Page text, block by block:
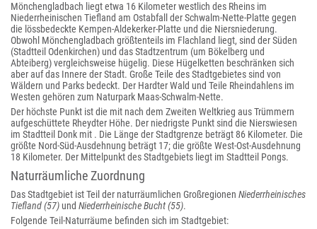
Mönchengladbach liegt etwa 16 Kilometer westlich des Rheins im
Niederrheinischen Tiefland am Ostabfall der Schwalm-Nette-Platte gegen
die lössbedeckte Kempen-Aldekerker-Platte und die Niersniederung.
Obwohl Mönchengladbach größtenteils im Flachland liegt, sind der Süden
(Stadtteil Odenkirchen) und das Stadtzentrum (um Bökelberg und
Abteiberg) vergleichsweise hügelig. Diese Hügelketten beschränken sich
aber auf das Innere der Stadt. Große Teile des Stadtgebietes sind von
Wäldern und Parks bedeckt. Der Hardter Wald und Teile Rheindahlens im
Westen gehören zum Naturpark Maas-Schwalm-Nette.
Der höchste Punkt ist die mit nach dem Zweiten Weltkrieg aus Trümmern
aufgeschüttete Rheydter Höhe. Der niedrigste Punkt sind die Nierswiesen
im Stadtteil Donk mit . Die Länge der Stadtgrenze beträgt 86 Kilometer. Die
größte Nord-Süd-Ausdehnung beträgt 17; die größte West-Ost-Ausdehnung
18 Kilometer. Der Mittelpunkt des Stadtgebiets liegt im Stadtteil Pongs.
Naturräumliche Zuordnung
Das Stadtgebiet ist Teil der naturräumlichen Großregionen Niederrheinisches
Tiefland (57) und Niederrheinische Bucht (55).
Folgende Teil-Naturräume befinden sich im Stadtgebiet: